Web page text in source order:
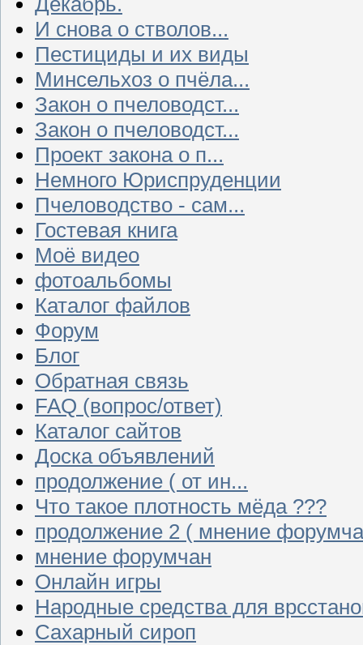
И снова о стволов...
Пестициды и их виды
Минсельхоз о пчёла...
Закон о пчеловодст...
Закон о пчеловодст...
Проект закона о п...
Немного Юриспруденции
Пчеловодство - сам...
Гостевая книга
Моё видео
фотоальбомы
Каталог файлов
Форум
Блог
Обратная связь
FAQ (вопрос/ответ)
Каталог сайтов
Доска объявлений
продолжение ( от ин...
Что такое плотность мёда ???
продолжение 2 ( мнение
мнение форумчан
Онлайн игры
Народные средства для
Сахарный сироп